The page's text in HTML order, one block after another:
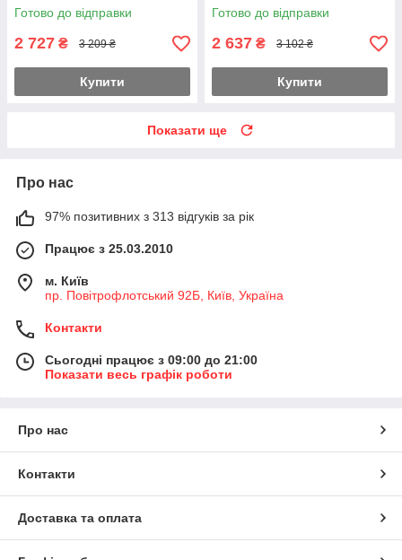
Готово до відправки
2 727 ₴ 3 209 ₴
Купити
Готово до відправки
2 637 ₴ 3 102 ₴
Купити
Показати ще
Про нас
97% позитивних з 313 відгуків за рік
Працює з 25.03.2010
м. Київ
пр. Повітрофлотський 92Б, Київ, Україна
Контакти
Сьогодні працює з 09:00 до 21:00
Показати весь графік роботи
Про нас
Контакти
Доставка та оплата